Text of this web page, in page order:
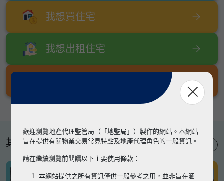
我想買住宅
我想出租住宅
其他專題
歡迎瀏覽地產代理監管局（「地監局」）製作的網站。本網站
旨在提供有關物業交易常見特點及地產代理角色的一般資訊。
請在繼續瀏覽前閱讀以下主要使用條款：
本網站提供之所有資訊僅供一般參考之用，並非旨在涵